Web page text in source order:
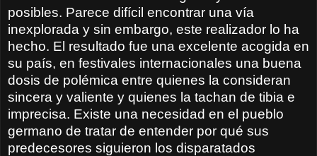
posibles. Parece difícil encontrar una vía
inexplorada y sin embargo, este realizador lo ha
hecho. El resultado fue una excelente acogida en
su país, en festivales internacionales una buena
dosis de polémica entre quienes la consideran
sincera y valiente y quienes la tachan de tibia e
imprecisa. Existe una necesidad en el pueblo
germano de tratar de entender por qué sus
predecesores siguieron los disparatados